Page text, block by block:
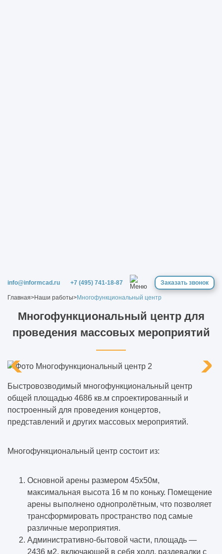
info@informcad.ru +7 (495) 741-18-87 Заказать звонок
Главная>Наши работы>Многофункциональный центр
Многофункциональный центр для
проведения массовых мероприятий
Быстровозводимый многофункциональный центр
общей площадью 4686 кв.м спроектированный и
построенный для проведения концертов,
представлений и других массовых мероприятий.
Многофункциональный центр состоит из:
Основной арены размером 45х50м,
максимальная высота 16 м по коньку. Помещение
арены выполнено однопролётным, что позволяет
трансформировать пространство под самые
различные мероприятия.
Административно-бытовой части, площадь —
2436 м2, включающей в себя холл, раздевалки с